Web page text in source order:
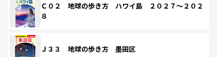
Ｃ０２ 地球の歩き方 ハワイ島 ２０２７～２０２
８
Ｊ３３ 地球の歩き方 墨田区